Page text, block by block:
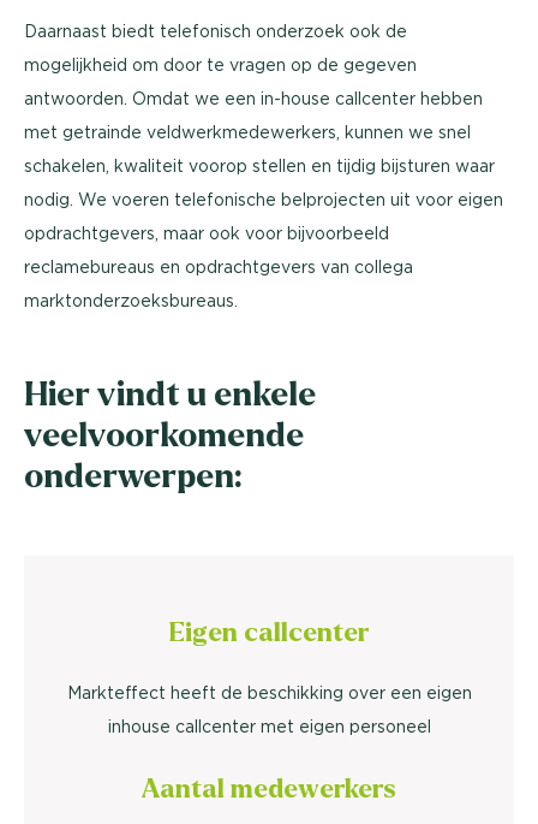
Daarnaast biedt telefonisch onderzoek ook de
mogelijkheid om door te vragen op de gegeven
antwoorden. Omdat we een in-house callcenter hebben
met getrainde veldwerkmedewerkers, kunnen we snel
schakelen, kwaliteit voorop stellen en tijdig bijsturen waar
nodig. We voeren telefonische belprojecten uit voor eigen
opdrachtgevers, maar ook voor bijvoorbeeld
reclamebureaus en opdrachtgevers van collega
marktonderzoeksbureaus.
Hier vindt u enkele
veelvoorkomende
onderwerpen:
Eigen callcenter
Markteffect heeft de beschikking over een eigen
inhouse callcenter met eigen personeel
Aantal medewerkers